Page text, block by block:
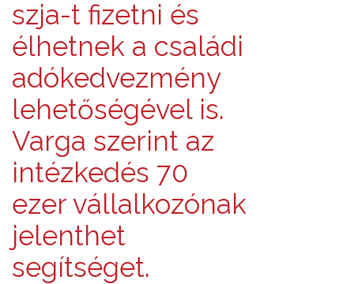
szja-t fizetni és
élhetnek a családi
adókedvezmény
lehetőségével is.
Varga szerint az
intézkedés 70
ezer vállalkozónak
jelenthet
segítséget.